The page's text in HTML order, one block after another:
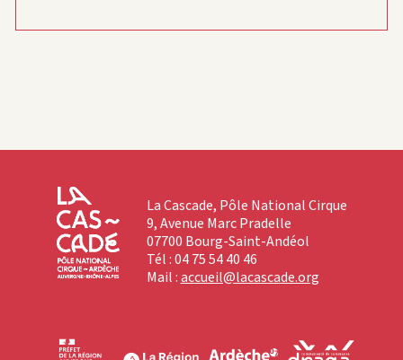
La Cascade, Pôle National Cirque
9, Avenue Marc Pradelle
07700 Bourg-Saint-Andéol
Tél : 04 75 54 40 46
Mail :accueil@lacascade.org